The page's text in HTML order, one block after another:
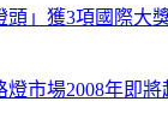
頭」獲3項國際大
市場2008年即將